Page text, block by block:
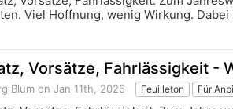
Viel Hoffnung, wenig Wirkung.
Vorsätze, Fahrlässigkeit -
Blum on Jan 11th, 2026 Feuilleton Für